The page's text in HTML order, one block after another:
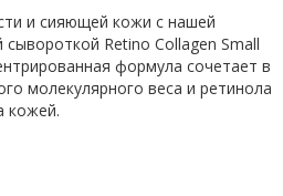
и сияющей кожи с нашей
Retino Collagen Small
формула сочетает в
молекулярного веса и ретинола
кожей.